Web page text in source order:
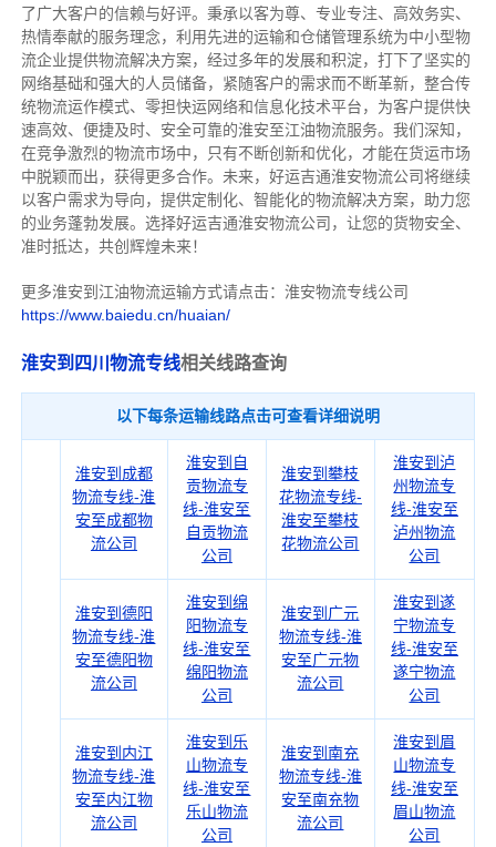
了广大客户的信赖与好评。 秉承以客为尊、专业专注、高效务实、
热情奉献的服务理念，利用先进的运输和仓储管理系统为中小型物
流企业提供物流解决方案，经过多年的发展和积淀，打下了坚实的
网络基础和强大的人员储备，紧随客户的需求而不断革新，整合传
统物流运作模式、零担快运网络和信息化技术平台，为客户提供快
速高效、便捷及时、安全可靠的淮安至江油物流服务。 我们深知，
在竞争激烈的物流市场中，只有不断创新和优化，才能在货运市场
中脱颖而出，获得更多合作。 未来，好运吉通淮安物流公司将继续
以客户需求为导向，提供定制化、智能化的物流解决方案，助力您
的业务蓬勃发展。选择好运吉通淮安物流公司，让您的货物安全、
准时抵达，共创辉煌未来！
更多淮安到江油物流运输方式请点击：淮安物流专线公司
https://www.baiedu.cn/huaian/
淮安到四川物流专线相关线路查询
以下每条运输线路点击可查看详细说明
淮安到成都
物流专线-淮
安至成都物
流公司
淮安到自
贡物流专
线-淮安至
自贡物流
公司
淮安到攀枝
花物流专线-
淮安至攀枝
花物流公司
淮安到泸
州物流专
线-淮安至
泸州物流
公司
淮安到德阳
物流专线-淮
安至德阳物
流公司
淮安到绵
阳物流专
线-淮安至
绵阳物流
公司
淮安到广元
物流专线-淮
安至广元物
流公司
淮安到遂
宁物流专
线-淮安至
遂宁物流
公司
淮安到内江
物流专线-淮
安至内江物
流公司
淮安到乐
山物流专
线-淮安至
乐山物流
公司
淮安到南充
物流专线-淮
安至南充物
流公司
淮安到眉
山物流专
线-淮安至
眉山物流
公司